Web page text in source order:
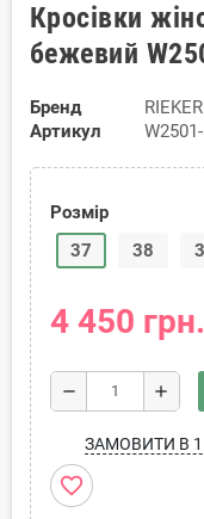
Кросівки
бежевий
Бренд
RIEKER
Артикул
Розмір
37
38
4 450 грн.
remove add
ЗАМОВИТИ В 1
favorite_border